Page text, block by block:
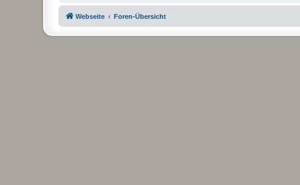
Webseite Foren-Übersicht